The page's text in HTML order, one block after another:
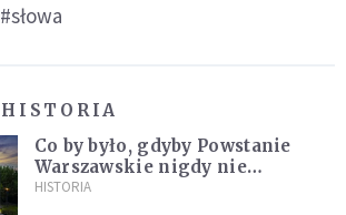
#słowa
HISTORIA
Co by było, gdyby Powstanie
Warszawskie nigdy nie
wybuchło? Historia
HISTORIA